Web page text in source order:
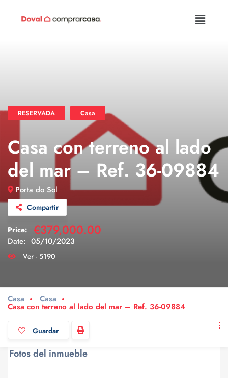
RESERVADA Casa
Casa con terreno al lado
del mar – Ref. 36-09884
Porta do Sol
Compartir
Price: €379,000.00
Date: 05/10/2023
Ver - 5190
Casa Casa
Casa con terreno al lado del mar – Ref. 36-09884
Guardar
Fotos del inmueble